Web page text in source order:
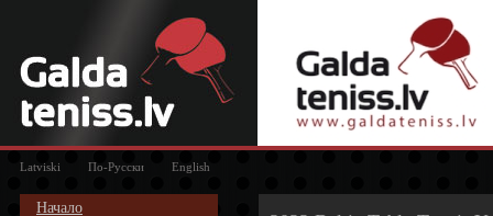
Latviski По-Русски English
Начало